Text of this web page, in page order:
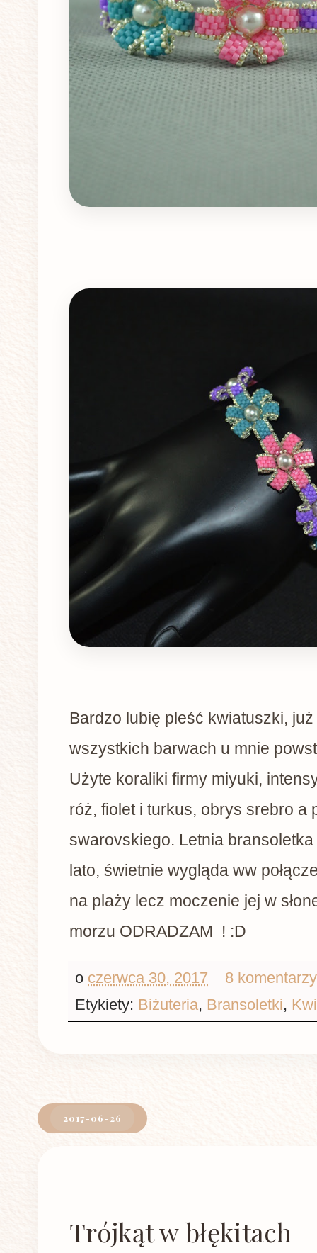
Bardzo lubię pleść kwiatuszki,
wszystkich barwach u mnie
Użyte koraliki firmy miyuki,
róż, fiolet i turkus, obrys srebro a
swarovskiego. Letnia
lato, świetnie wygląda ww
na plaży lecz moczenie jej w
morzu ODRADZAM ! :D
o czerwca 30, 2017
8
Etykiety: Biżuteria, Bransoletki,
2017-06-26
Trójkąt w błękitach